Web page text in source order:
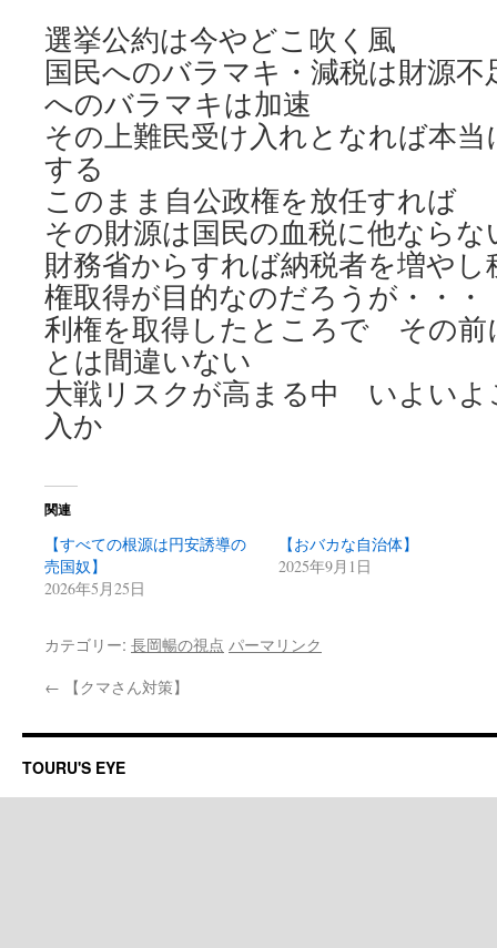
選挙公約は今やどこ吹く風
国民へのバラマキ・減税は財源
へのバラマキは加速
その上難民受け入れとなれば本
する
このまま自公政権を放任すれば
その財源は国民の血税に他ならな
財務省からすれば納税者を増や
権取得が目的なのだろうが・・・
利権を取得したところで その前
とは間違いない
大戦リスクが高まる中 いよいよ
入か
関連
【すべての根源は円安誘導の
売国奴】
2026年5月25日
【おバカな自治体】
2025年9月1日
カテゴリー: 長岡暢の視点 パーマリンク
← 【クマさん対策】
TOURU'S EYE